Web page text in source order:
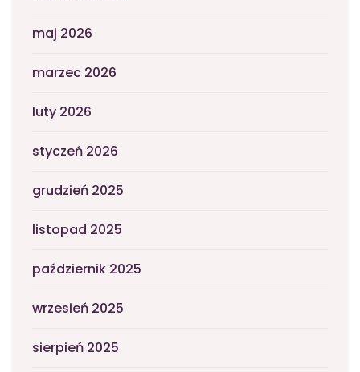
maj 2026
marzec 2026
luty 2026
styczeń 2026
grudzień 2025
listopad 2025
październik 2025
wrzesień 2025
sierpień 2025